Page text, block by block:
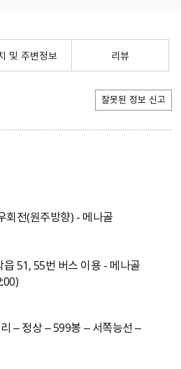
및 주변정보 리뷰
잘못된 정보 신고
회전(원주방향) - 메나골
51, 55번 버스 이용 - 메나골
– 정상 – 599봉 – 서쪽능선 –